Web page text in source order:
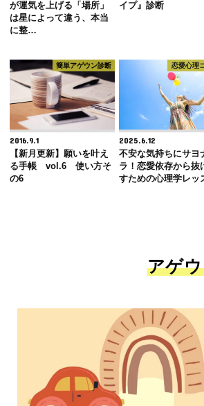
が運気を上げる「場所」
は星によって違う、本当
に整…
イプ』診断
簡単アゲウン診断
2016.9.1
【新月更新】願いを叶え
る手帳 vol.6 使い方そ
の6
恋愛心理
2025.6.12
不安な気持ちにサヨ
ラ！恋愛依存から抜
すための心理学レッ
アゲ